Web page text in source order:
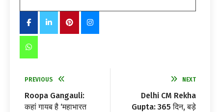
PREVIOUS
Roopa Gangauli:
कहां गायब है ‘महाभारत
NEXT
Delhi CM Rekha
Gupta: 365 दिन, बड़े